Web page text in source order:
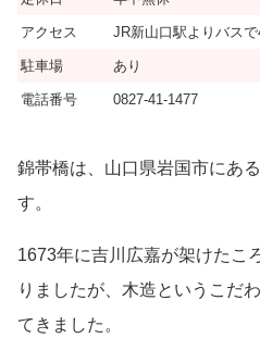
アクセス JR新山口駅よりバスで
駐車場 あり
電話番号 0827-41-1477
錦帯橋は、山口県岩国市にあ
す。
1673年に吉川広嘉が架けたこ
りましたが、木造というこだ
てきました。